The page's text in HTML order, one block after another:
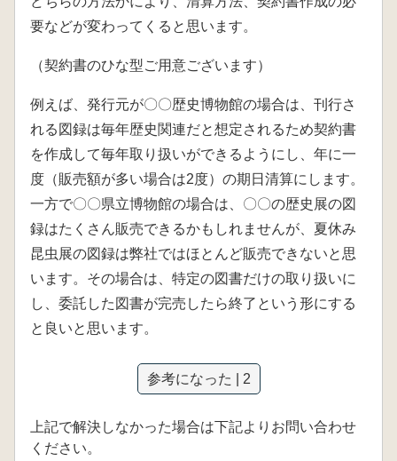
要などが変わってくると思います。
（契約書のひな型ご用意ございます）
例えば、発行元が〇〇歴史博物館の場合は、刊行さ
れる図録は毎年歴史関連だと想定されるため契約書
を作成して毎年取り扱いができるようにし、年に一
度（販売額が多い場合は2度）の期日清算にします。
一方で〇〇県立博物館の場合は、〇〇の歴史展の図
録はたくさん販売できるかもしれませんが、夏休み
昆虫展の図録は弊社ではほとんど販売できないと思
います。その場合は、特定の図書だけの取り扱いに
し、委託した図書が完売したら終了という形にする
と良いと思います。
参考になった | 2
上記で解決しなかった場合は下記よりお問い合わせ
ください。